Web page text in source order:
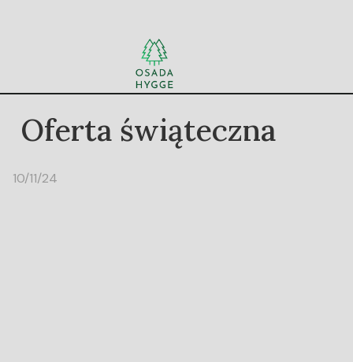
Oferta świąteczna
10/11/24